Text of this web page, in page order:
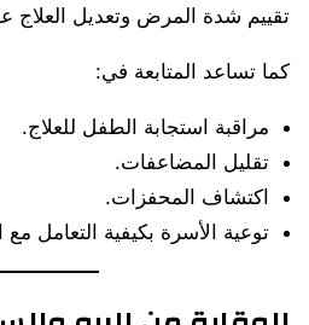
تقييم شدة المرض وتعديل العلاج
كما تساعد المتابعة في:
مراقبة استجابة الطفل للعلاج.
تقليل المضاعفات.
اكتشاف المحفزات.
توعية الأسرة بكيفية التعامل مع